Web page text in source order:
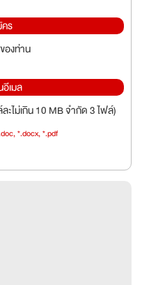
ร
องท่าน
เมล
ะไม่เกิน 10 MB จำกัด 3 ไฟล์)
*.docx, *.pdf